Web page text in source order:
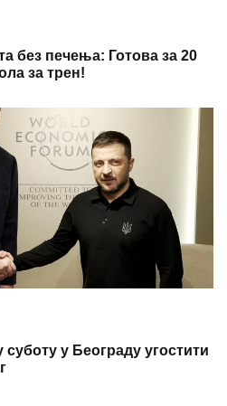
без печења: Готова за 20
за трен!
у Београду угостити